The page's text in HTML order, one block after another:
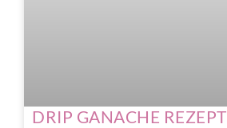
DRIP GANACHE REZEPT